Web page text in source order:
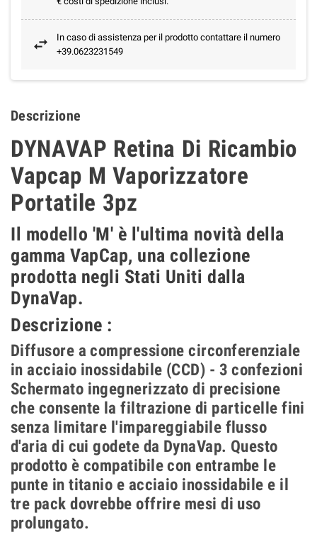
In caso di assistenza per il prodotto contattare il numero
+39.0623231549
Descrizione
DYNAVAP Retina Di Ricambio
Vapcap M Vaporizzatore
Portatile 3pz
Il modello 'M' è l'ultima novità della
gamma VapCap, una collezione
prodotta negli Stati Uniti dalla
DynaVap.
Descrizione :
Diffusore a compressione circonferenziale
in acciaio inossidabile (CCD) - 3 confezioni
Schermato ingegnerizzato di precisione
che consente la filtrazione di particelle fini
senza limitare l'impareggiabile flusso
d'aria di cui godete da DynaVap. Questo
prodotto è compatibile con entrambe le
punte in titanio e acciaio inossidabile e il
tre pack dovrebbe offrire mesi di uso
prolungato.